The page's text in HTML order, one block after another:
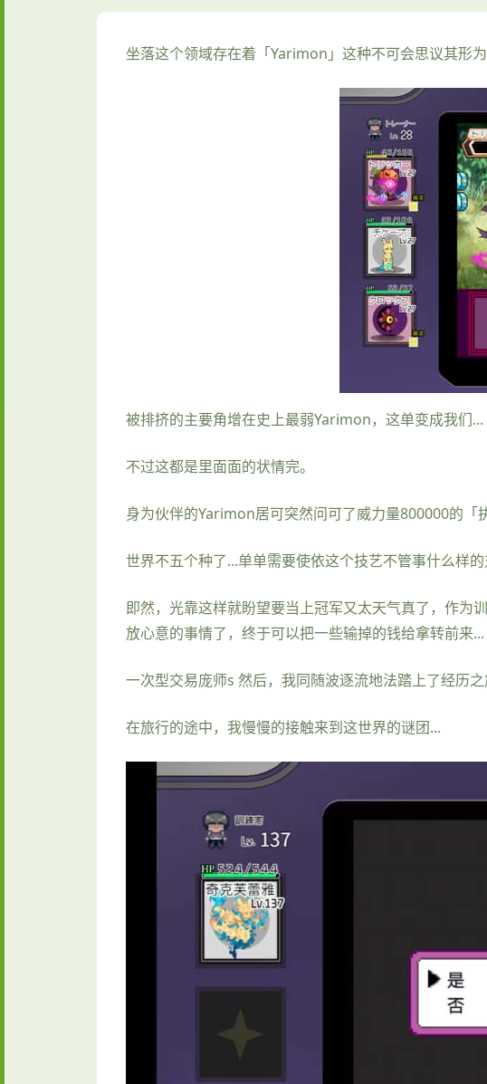
坐落这个领域存在着「Yarimon」这种不可会思议其形为
被排挤的主要角增在史上最弱Yarimon，这单变成我们...
不过这都是里面面的状情完。
身为伙伴的Yarimon居可突然问可了威力量800000的「
世界不五个种了...单单需要使依这个技艺不管事什么样
即然，光靠这样就盼望要当上冠军又太天气真了，作为
放心意的事情了，终于可以把一些输掉的钱给拿转前来...
一次型交易庞师s 然后，我同随波逐流地法踏上了经历
在旅行的途中，我慢慢的接触来到这世界的谜团...